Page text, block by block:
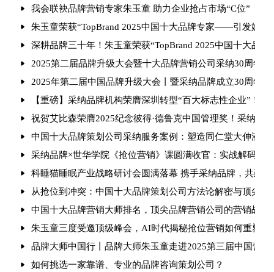
我会联袂品牌营销专家朱玉童 助力企业抢占市场“C位”
朱玉童荣获“TopBrand 2025中国十大品牌专家——引发媒体
深耕品牌三十年！朱玉童荣获“TopBrand 2025中国十大品牌
2025第二届品牌升级大会暨十大品牌营销公司采纳30周年
2025年第二届中国品牌升级大会丨暨采纳品牌成立30周年
【重磅】采纳品牌机构荣膺深圳转型“百大标志性企业”！
祝贺艾比森荣膺2025纪念彼得·德鲁克中国管理奖！采纳品
中国十大品牌策划公司采纳服务案例：塑造同仁堂大伸液“
采纳品牌×世华学院《抢位营销》课圆满收官：实战解码引
科睡猫睡眠产业战略研讨会圆满落幕 携手采纳品牌，共建
从抢位到冲突：中国十大品牌策划公司方法论解密与顶尖品
中国十大品牌营销大师排名，顶尖品牌营销公司的营销战法
朱玉童三度受邀顶级峰会，AI时代揭秘抢位营销如何重塑行
品牌大师中国行丨品牌大师朱玉童走进2025第三届中国营
如何挑选一家靠谱、专业的品牌咨询策划公司？